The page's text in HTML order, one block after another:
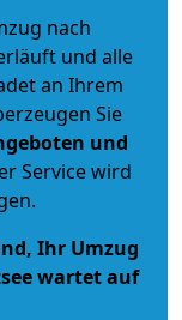
nach
und alle
an Ihrem
Sie
und
Service wird
Ihr Umzug
wartet auf